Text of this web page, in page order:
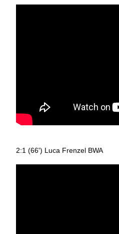
2:1 (66') Luca Frenzel BWA